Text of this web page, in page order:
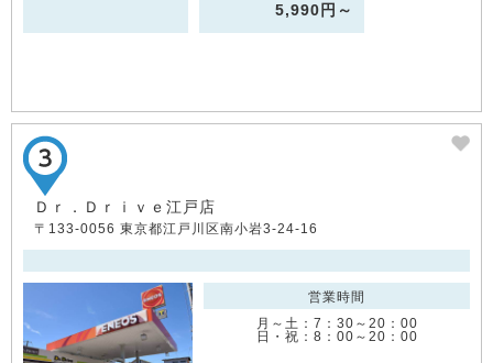
5,990円～
Ｄｒ．Ｄｒｉｖｅ江戸店
〒133-0056 東京都江戸川区南小岩3-24-16
営業時間
月～土：7：30～20：00
日・祝：8：00～20：00